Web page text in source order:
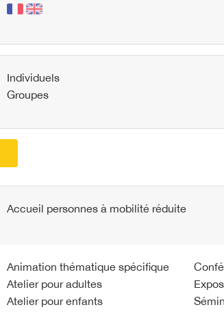
Individuels
Groupes
Accueil personnes à mobilité réduite
Animation thématique spécifique
Atelier pour adultes
Atelier pour enfants